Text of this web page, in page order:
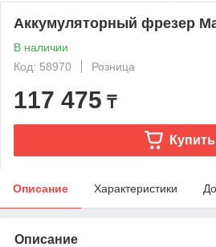
Аккумуляторный фрезер
В наличии
Код: 58970
Розница
117 475 ₸
Купить
Описание Характеристики
Описание